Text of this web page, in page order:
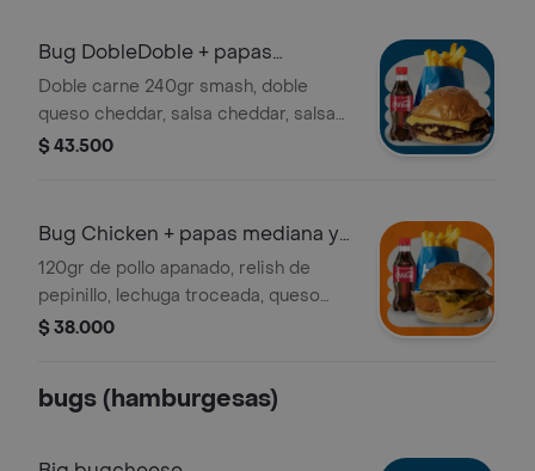
Bug DobleDoble + papas
mediana y bebida
Doble carne 240gr smash, doble
queso cheddar, salsa cheddar, salsa
de la casa. Incluye papas medianas y
$ 43.500
Bug Chicken + papas mediana y
bebida
120gr de pollo apanado, relish de
pepinillo, lechuga troceada, queso
cheddar y salsa de la casa. Incluye
$ 38.000
bugs (hamburgesas)